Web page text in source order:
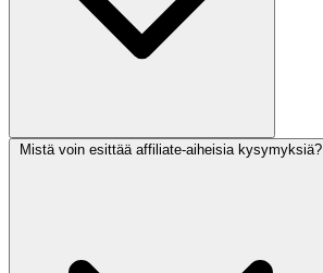
Mistä voin esittää affiliate-aiheisia kysymyksiä?